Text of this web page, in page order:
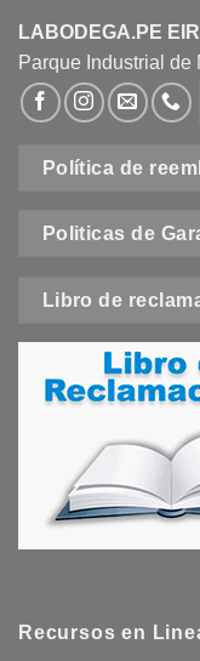
LABODEGA.PE
Parque Industrial
Política de
Politicas de
Libro de
Recursos en